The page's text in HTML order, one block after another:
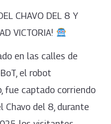
CHAVO DEL 8 Y
VICTORIA!
en las calles de
el robot
fue captado corriendo
Chavo del 8, durante